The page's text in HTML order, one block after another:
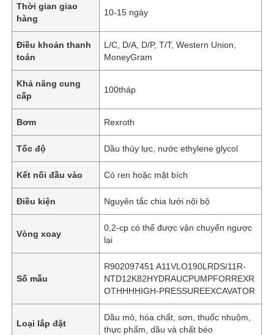
Thời gian giao
hàng
10-15 ngày
Điều khoản thanh
toán
L/C, D/A, D/P, T/T, Western Union,
MoneyGram
Khả năng cung
cấp
100tháp
Bơm Rexroth
Tốc độ Dầu thủy lực, nước ethylene glycol
Kết nối đầu vào Có ren hoặc mặt bích
Điều kiện Nguyên tắc chia lưới nội bộ
Vòng xoay
0,2-cp có thể được vận chuyển ngược
lại
Số mẫu
R902097451 A11VLO190LRDS/11R-
NTD12K82HYDRAUCPUMPFORREXR
OTHHHHIGH-PRESSUREEXCAVATOR
Loại lắp đặt
Dầu mỏ, hóa chất, sơn, thuốc nhuộm,
thực phẩm, dầu và chất béo